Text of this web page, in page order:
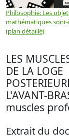
Philosophie: Les
mathématiques sont-
(plan détaillé)
LES
DE LA LOGE
L'AVANT-
muscles
Extrait du